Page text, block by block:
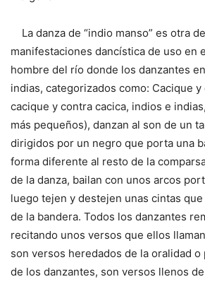
La danza de “indio manso” es otra
manifestaciones dancística de uso en
hombre del río donde los danzantes
indias, categorizados como: Cacique y
cacique y contra cacica, indios e
más pequeños), danzan al son de un
dirigidos por un negro que porta una
forma diferente al resto de la
de la danza, bailan con unos arcos
luego tejen y destejen unas cintas
de la bandera. Todos los danzantes
recitando unos versos que ellos
son versos heredados de la oralidad
de los danzantes, son versos llenos